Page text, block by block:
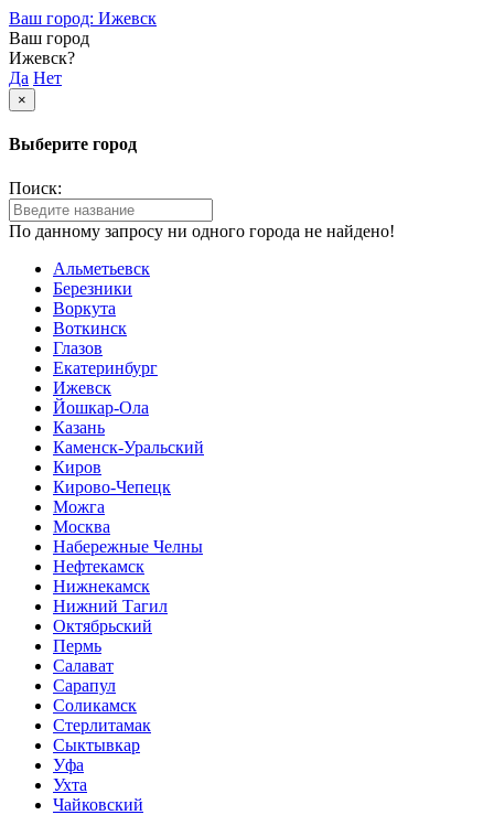
Ваш город: Ижевск
Ваш город
Ижевск?
Да Нет
×
Выберите город
Поиск:
По данному запросу ни одного города не найдено!
Альметьевск
Березники
Воркута
Воткинск
Глазов
Екатеринбург
Ижевск
Йошкар-Ола
Казань
Каменск-Уральский
Киров
Кирово-Чепецк
Можга
Москва
Набережные Челны
Нефтекамск
Нижнекамск
Нижний Тагил
Октябрьский
Пермь
Салават
Сарапул
Соликамск
Стерлитамак
Сыктывкар
Уфа
Ухта
Чайковский